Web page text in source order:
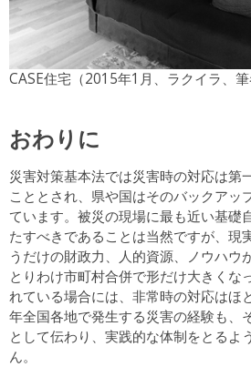
CASE住宅（2015年1月、ラクイラ、筆
おわりに
災害対策基本法では災害時の対応は第
こととされ、県や国はそのバックアッ
ています。被災の現場に最も近い基礎
たすべきであることは当然ですが、現
うだけの財政力、人的資源、ノウハウ
とりわけ市町村合併で形だけ大きくな
れている場合には、非常時の対応はほ
年全国各地で発生する災害の経験も、
として伝わり、実践的な体制をとるよ
ん。